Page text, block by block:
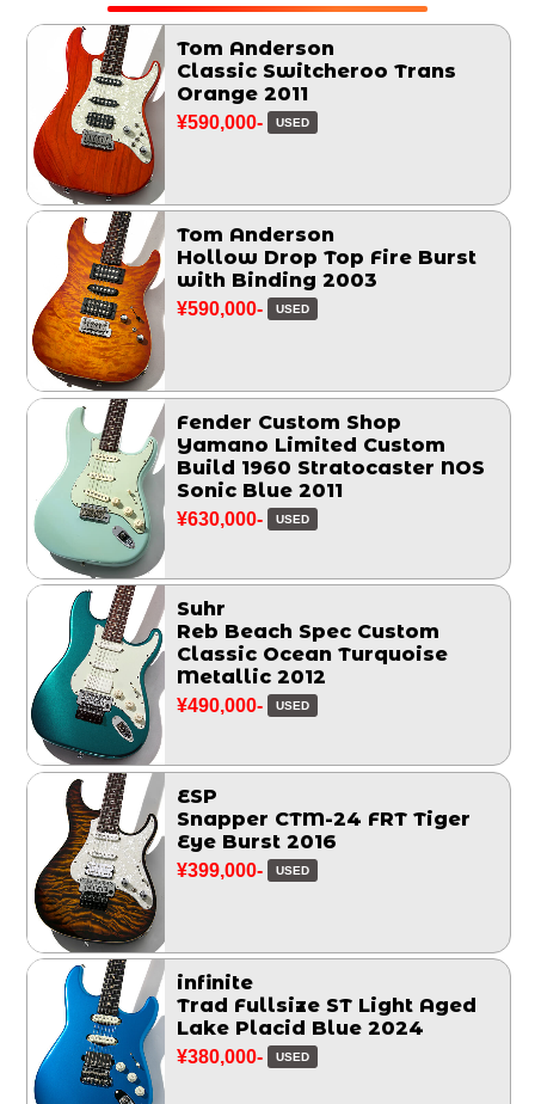
Tom Anderson
Classic Switcheroo Trans
Orange 2011
¥590,000- USED
Tom Anderson
Hollow Drop Top Fire Burst
with Binding 2003
¥590,000- USED
Fender Custom Shop
Yamano Limited Custom
Build 1960 Stratocaster NOS
Sonic Blue 2011
¥630,000- USED
Suhr
Reb Beach Spec Custom
Classic Ocean Turquoise
Metallic 2012
¥490,000- USED
ESP
Snapper CTM-24 FRT Tiger
Eye Burst 2016
¥399,000- USED
infinite
Trad Fullsize ST Light Aged
Lake Placid Blue 2024
¥380,000- USED